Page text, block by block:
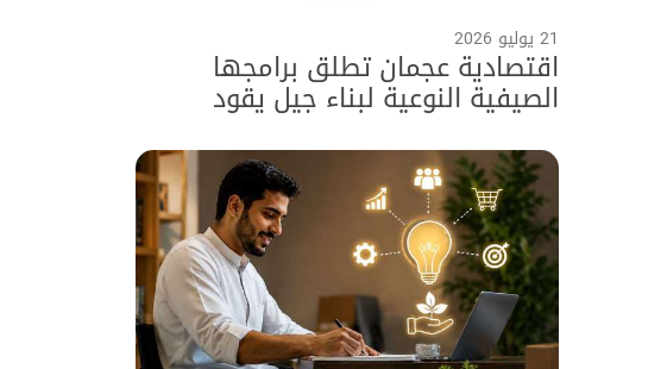
21 يوليو 2026
اقتصادية عجمان تطلق برامجها
الصيفية النوعية لبناء جيل يقود
اقتصاد المستقبل ضمن برنامج "صيفنا
سعادة 2026"